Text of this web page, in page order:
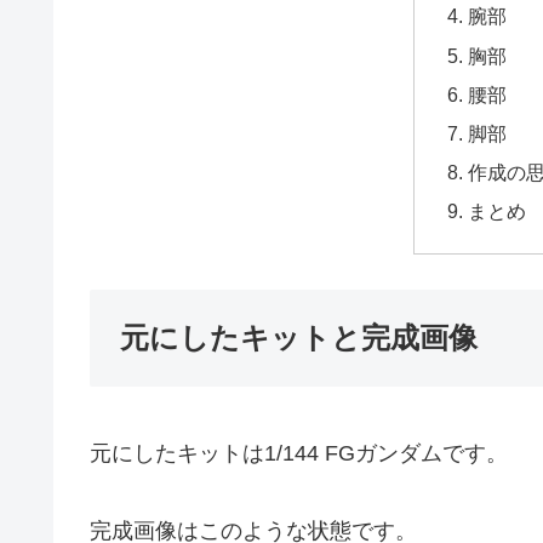
腕部
胸部
腰部
脚部
作成の
まとめ
元にしたキットと完成画像
元にしたキットは1/144 FGガンダムです。
完成画像はこのような状態です。